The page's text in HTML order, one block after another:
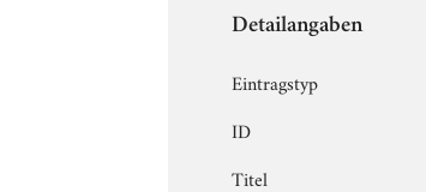
Detailangaben
Eintragstyp
ID
Titel